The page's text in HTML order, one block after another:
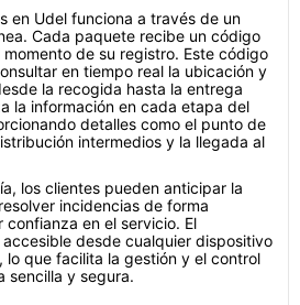
en Udel funciona a través de un
Cada paquete recibe un código
de su registro. Este código
en tiempo real la ubicación y
la recogida hasta la entrega
la información en cada etapa del
detalles como el punto de
intermedios y la llegada al
los clientes pueden anticipar la
incidencias de forma
en el servicio. El
desde cualquier dispositivo
lo que facilita la gestión y el control
sencilla y segura.